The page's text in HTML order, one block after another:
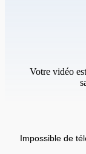
Votre vidéo
Impossible de